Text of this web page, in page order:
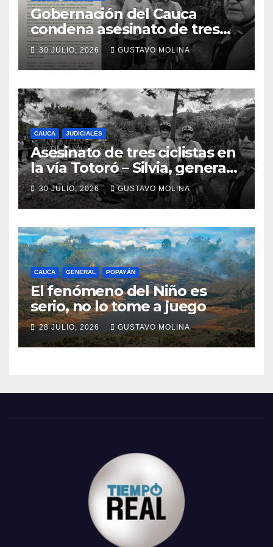
Gobernación del Cauca
condena asesinato de tres
ciudadanos y exige medidas
urgentes al Gobierno
Nacional
30 JULIO, 2026 GUSTAVO MOLINA
CAUCA JUDICIALES
Asesinato de tres ciclistas en
la vía Totoró – Silvia, genera
consternación en el Cauca
30 JULIO, 2026 GUSTAVO MOLINA
CAUCA GENERAL POPAYÁN
El fenómeno del Niño es
serio, no lo tome a juego
28 JULIO, 2026 GUSTAVO MOLINA